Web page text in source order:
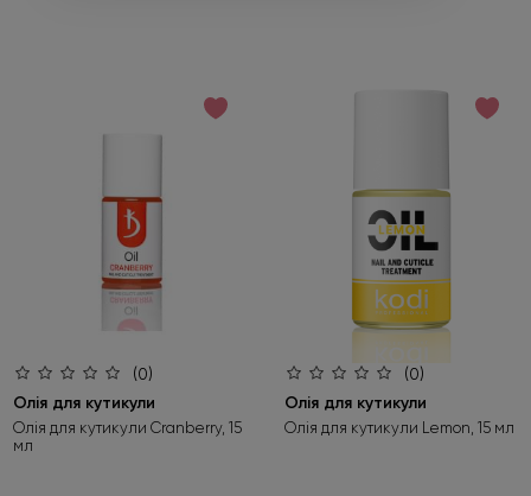
за зростанням ціни
за спаданням ціни
за новинками
(0)
Олія для кутикули
Олія для кутикули Cranberry, 15
мл
(0)
Олія для кутикули
Олія для кутикули Lemon, 15 мл